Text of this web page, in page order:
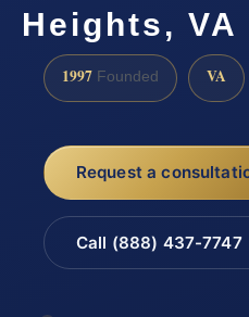
Heights, VA
1997 Founded VA
Request a
Call (888) 437-7747